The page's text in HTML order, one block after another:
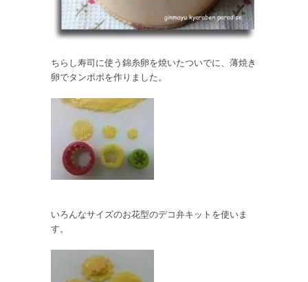
ちらし寿司に使う錦糸卵を焼いたついでに、薄焼き
卵でタンポポを作りました。
いろんなサイズのお花型のデコ弁キットを使いま
す。